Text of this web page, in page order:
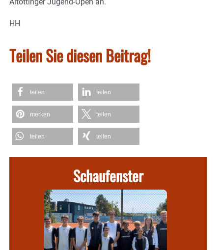
HH
Teilen Sie diesen Beitrag!
teilen teilen
merken teilen
teilen teilen
Schaufenster